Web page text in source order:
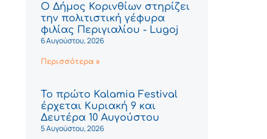
Ο Δήμος Κορινθίων στηρίζει
την πολιτιστική γέφυρα
φιλίας Περιγιαλίου - Lugoj
6 Αυγούστου, 2026
Περισσότερα »
Το πρώτο Kalamia Festival
έρχεται Κυριακή 9 και
Δευτέρα 10 Αυγούστου
5 Αυγούστου, 2026